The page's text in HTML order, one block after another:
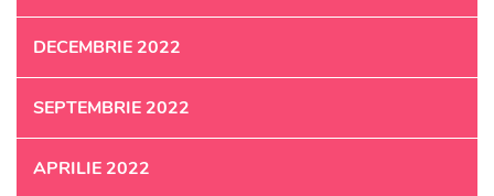
DECEMBRIE 2022
SEPTEMBRIE 2022
APRILIE 2022